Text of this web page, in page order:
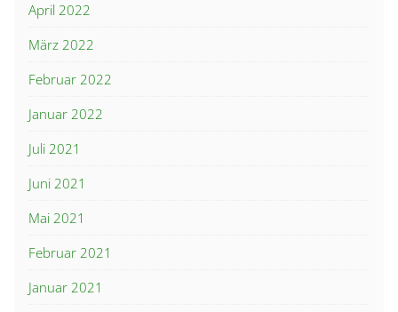
April 2022
März 2022
Februar 2022
Januar 2022
Juli 2021
Juni 2021
Mai 2021
Februar 2021
Januar 2021